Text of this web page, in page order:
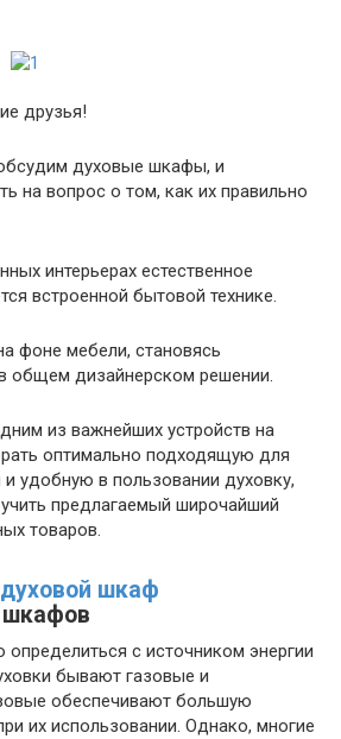
друзья!
духовые шкафы, и
на вопрос о том, как их правильно
интерьерах естественное
встроенной бытовой технике.
фоне мебели, становясь
общем дизайнерском решении.
из важнейших устройств на
оптимально подходящую для
удобную в пользовании духовку,
предлагаемый широчайший
товаров.
с источником энергии
бывают газовые и
обеспечивают большую
их использовании. Однако, многие